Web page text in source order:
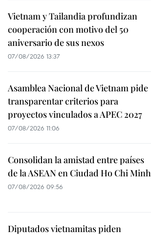
Vietnam y Tailandia profundizan
cooperación con motivo del 50
aniversario de sus nexos
07/08/2026 13:37
Asamblea Nacional de Vietnam pide
transparentar criterios para
proyectos vinculados a APEC 2027
07/08/2026 11:06
Consolidan la amistad entre países
de la ASEAN en Ciudad Ho Chi Minh
07/08/2026 09:56
Diputados vietnamitas piden